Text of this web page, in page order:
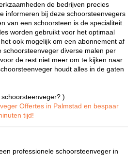
de bedrijven precies
informeren bij deze schoorsteenvegers
van een schoorsteen is de specialiteit.
worden gebruikt voor het optimaal
ook mogelijk om een abonnement af
schoorsteenveger diverse malen per
de rest niet meer om te kijken naar
houdt alles in de gaten
)
Offertes in Palmstad en bespaar
tijd!
professionele schoorsteenveger in